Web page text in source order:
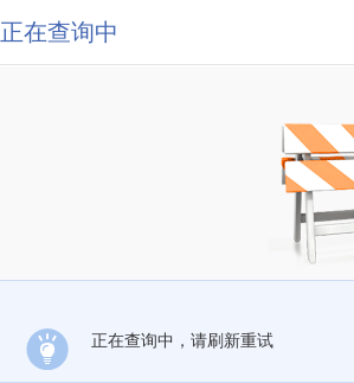
正在查询中
正在查询中，请刷新重试